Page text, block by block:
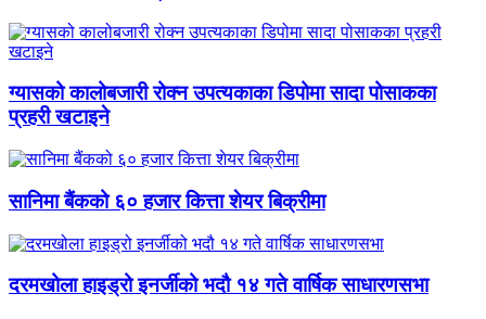
ग्यासको कालोबजारी रोक्न उपत्यकाका डिपोमा सादा पोसाकका
प्रहरी खटाइने
सानिमा बैंकको ६० हजार कित्ता शेयर बिक्रीमा
दरमखोला हाइड्रो इनर्जीको भदौ १४ गते वार्षिक साधारणसभा